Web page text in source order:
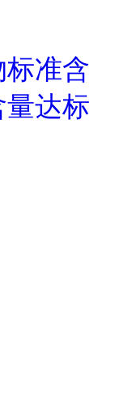
准含
达标